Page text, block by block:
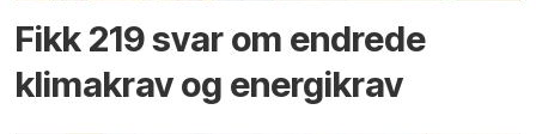
Fikk 219 svar om endrede
klimakrav og energikrav